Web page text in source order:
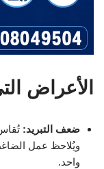
الأعراض
ضعف التبريد:
ويُلاحظ عمل
واحد.